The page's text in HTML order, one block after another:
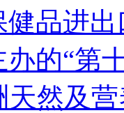
健品进
办的“第
天然及